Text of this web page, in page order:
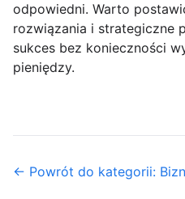
odpowiedni. Warto
rozwiązania i strategiczne
sukces bez konieczności
pieniędzy.
← Powrót do kategorii: